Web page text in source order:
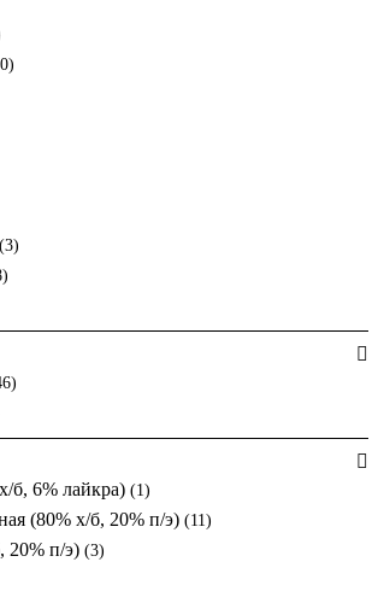
(3)
б, 6% лайкра) (1)
(80% х/б, 20% п/э) (11)
20% п/э) (3)